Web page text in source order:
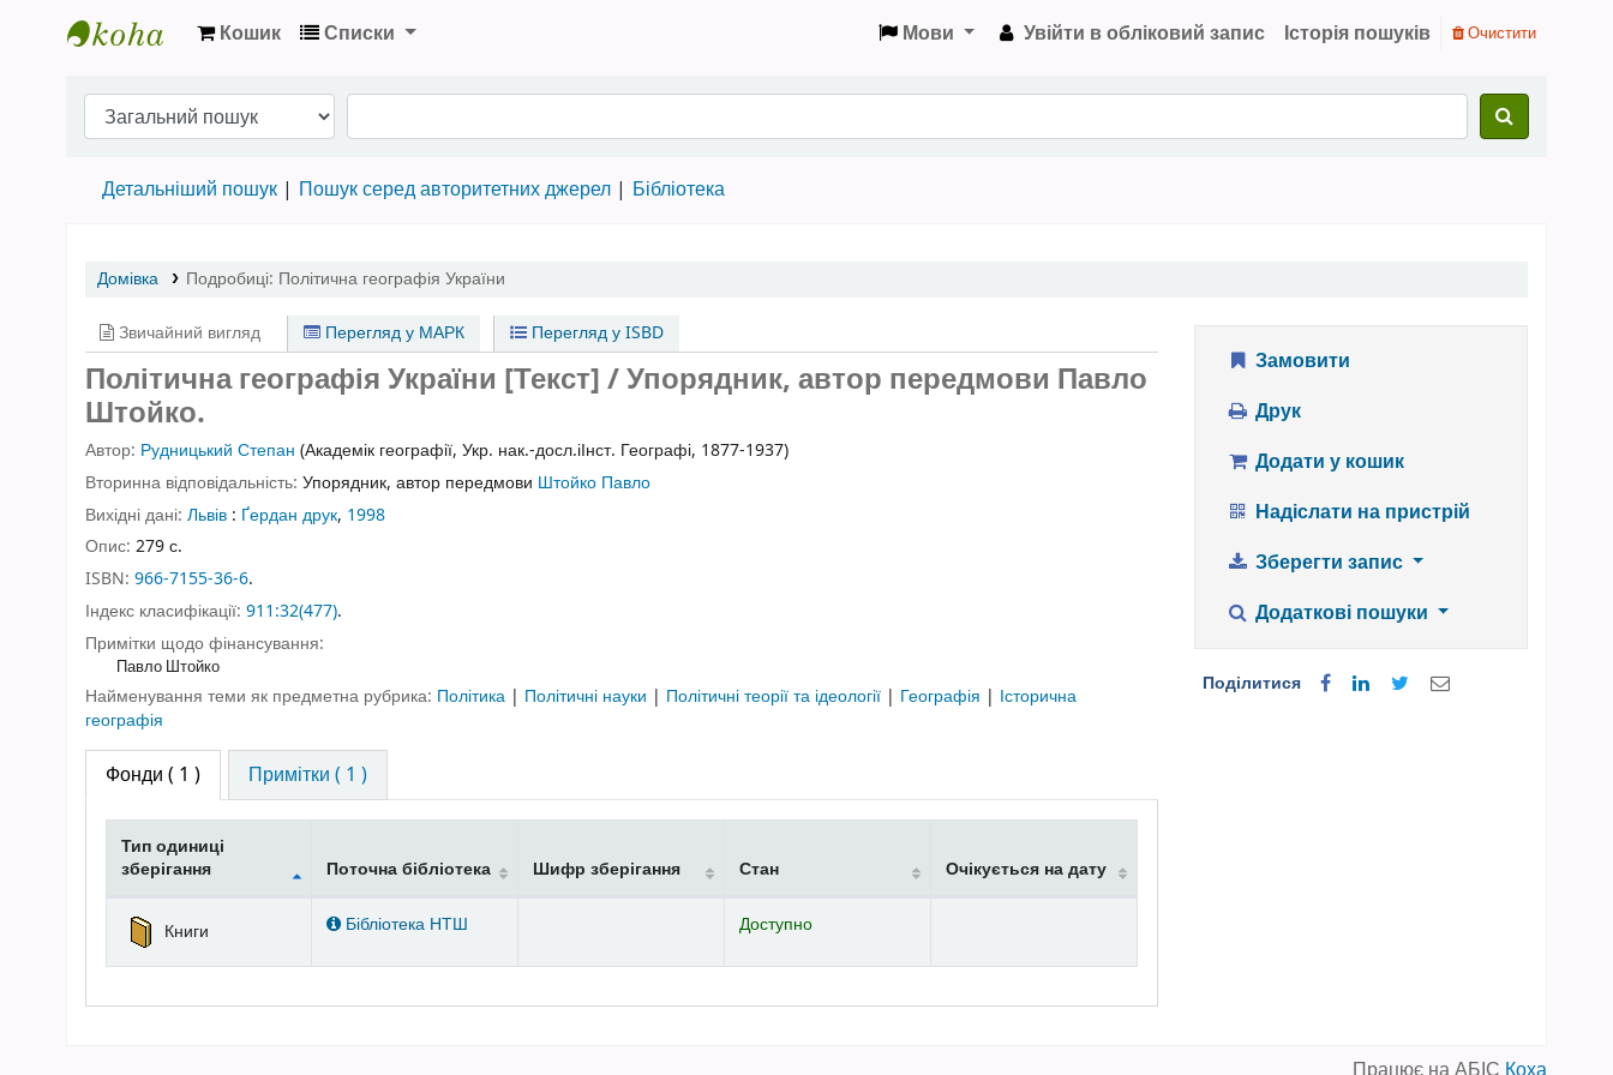
Кошик Списки Мови Увійти в обліковий запис Історія пошуків Очистити
Детальніший пошук Пошук серед авторитетних джерел Бібліотека
Домівка Подробиці: Політична географія України
Звичайний вигляд Перегляд у МАРК Перегляд у ISBD
Політична географія України [Текст] / Упорядник, автор передмови Павло
Штойко.
Автор: Рудницький Степан (Академік географії, Укр. нак.-досл.іІнст. Географі, 1877-1937)
Вторинна відповідальність: Упорядник, автор передмови Штойко Павло
Вихідні дані: Львів : Ґердан друк, 1998
Опис: 279 с.
ISBN: 966-7155-36-6.
Індекс класифікації: 911:32(477).
Примітки щодо фінансування:
Павло Штойко
Найменування теми як предметна рубрика: Політика | Політичні науки | Політичні теорії та ідеології | Географія | Історична
географія
Фонди ( 1 ) Примітки ( 1 )
Фонди
Тип одиниці
зберігання
Поточна бібліотека Шифр зберігання Стан Очікується на дату
Книги Бібліотека НТШ Доступно
Замовити
Друк
Додати у кошик
Надіслати на пристрій
Зберегти запис
Додаткові пошуки
Поділитися